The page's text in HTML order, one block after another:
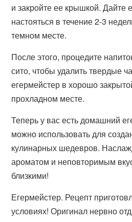
и закройте ее крышкой. Дайте
настояться в течение 2-3
темном месте.
После этого, процедите
сито, чтобы удалить твердые
егермейстер в хорошо
прохладном месте.
Теперь у вас есть домашний
можно использовать для
кулинарных шедевров.
ароматом и неповторимым
близкими!
Егермейстер. Рецепт
условиях! Оригинал нервно